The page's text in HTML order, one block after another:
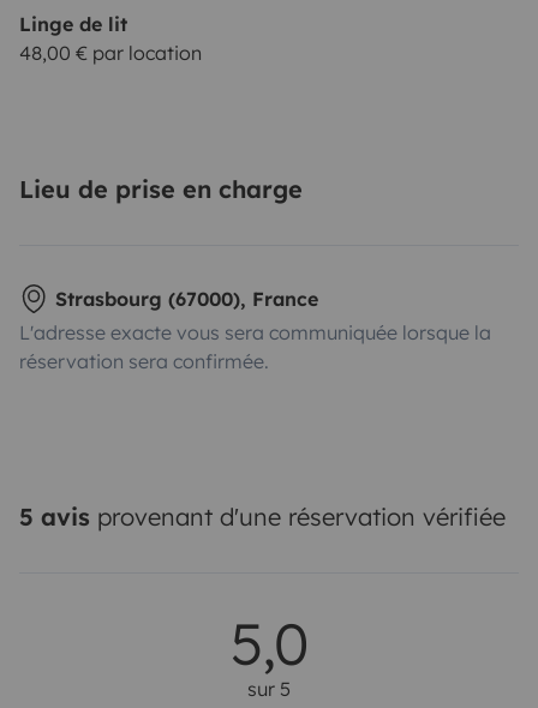
Linge de lit
48,00 € par location
Lieu de prise en charge
Strasbourg (67000), France
L'adresse exacte vous sera communiquée lorsque la
réservation sera confirmée.
5 avis provenant d'une réservation vérifiée
5,0
sur 5